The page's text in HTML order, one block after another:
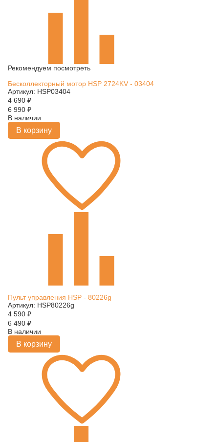
Рекомендуем посмотреть
Бесколлекторный мотор HSP 2724KV - 03404
Артикул: HSP03404
4 690 ₽
6 990 ₽
В наличии
В корзину
Пульт управления HSP - 80226g
Артикул: HSP80226g
4 590 ₽
6 490 ₽
В наличии
В корзину